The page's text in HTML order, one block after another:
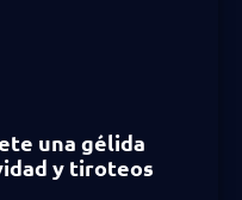
una gélida
y tiroteos